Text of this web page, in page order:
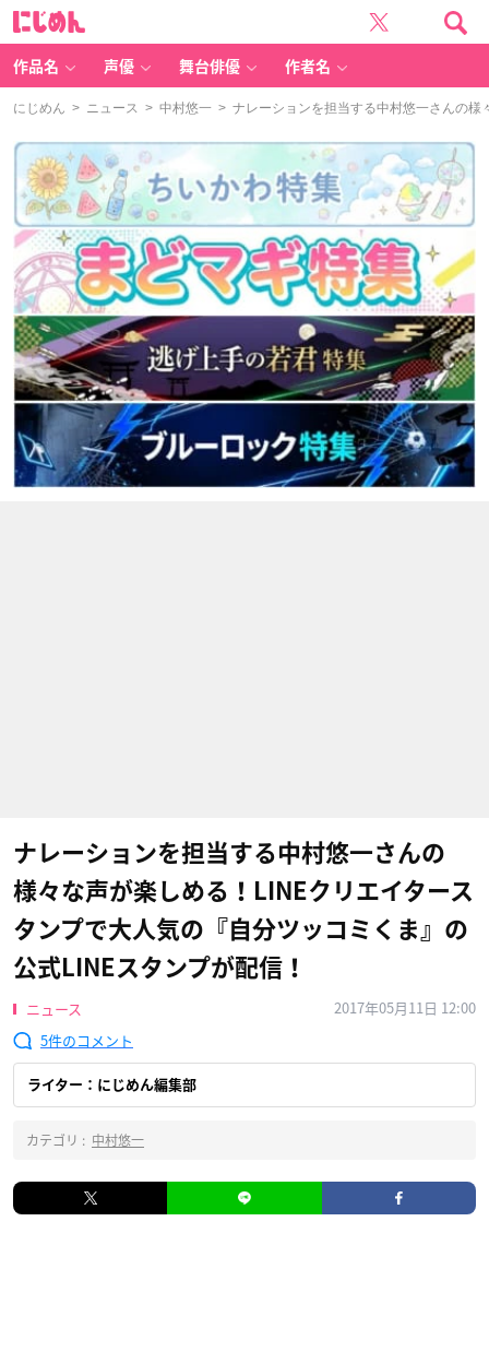
作品名 声優 舞台俳優 作者名
にじめん > ニュース > 中村悠一 > ナレーションを担当する中村悠一さんの様
ナレーションを担当する中村悠一さんの
様々な声が楽しめる！LINEクリエイタース
タンプで大人気の『自分ツッコミくま』の
公式LINEスタンプが配信！
ニュース
2017年05月11日 12:00
5
ライター：にじめん編集部
カテゴリ : 中村悠一